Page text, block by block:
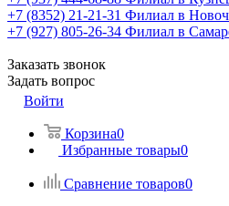
+7 (8352) 21-21-31 Филиал в
+7 (927) 805-26-34 Филиал в
Заказать звонок
Задать вопрос
Войти
Корзина0
Избранные товары0
Сравнение товаров0